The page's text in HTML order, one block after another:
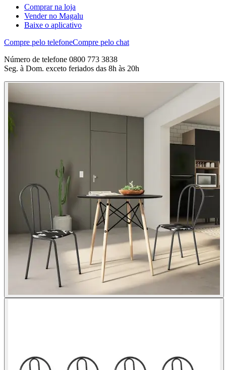
Comprar na loja
Vender no Magalu
Baixe o aplicativo
Compre pelo telefoneCompre pelo chat
Número de telefone 0800 773 3838
Seg. à Dom. exceto feriados das 8h às 20h